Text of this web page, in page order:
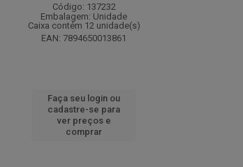
Código: 137232
Embalagem: Unidade
Caixa contém 12 unidade(s)
EAN: 7894650013861
Faça seu login ou
cadastre-se para
ver preços e
comprar